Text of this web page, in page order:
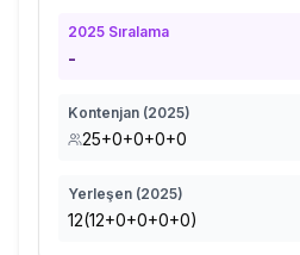
2025 Sıralama
-
Kontenjan (2025)
25+0+0+0+0
Yerleşen (2025)
12(12+0+0+0+0)